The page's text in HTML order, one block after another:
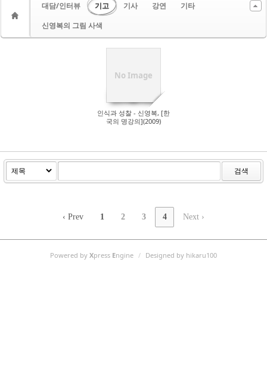
대담/인터뷰 기고 기사 강연
기타
신영복의 그림 사색
No Image
인식과 성찰 - 신영복, [한
국의 명강의](2009)
검색
‹ Prev 1 2 3 4 Next ›
Powered by Xpress Engine / Designed by hikaru100